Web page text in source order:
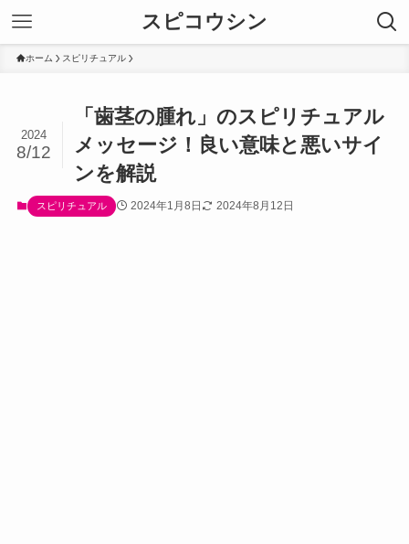
スピコウシン
ホーム スピリチュアル
「歯茎の腫れ」のスピリチュアル
メッセージ！良い意味と悪いサイ
ンを解説
2024
8/12
スピリチュアル 2024年1月8日 2024年8月12日